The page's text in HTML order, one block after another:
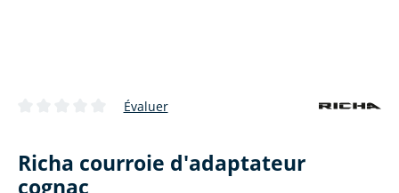
Évaluer
Richa courroie d'adaptateur
cognac